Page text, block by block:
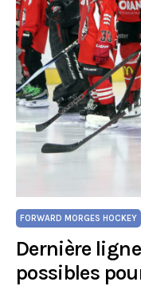
FORWARD MORGES HOCKEY
Dernière
possibles